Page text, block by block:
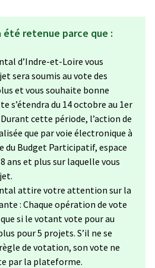
retenue parce que :
d’Indre-et-Loire vous
sera soumis au vote des
et vous souhaite bonne
s’étendra du 14 octobre au 1er
cette période, l’action de
que par voie électronique à
Budget Participatif, espace
ans et plus sur laquelle vous
attire votre attention sur la
: Chaque opération de vote
si le votant vote pour au
pour 5 projets. S’il ne se
de votation, son vote ne
par la plateforme.